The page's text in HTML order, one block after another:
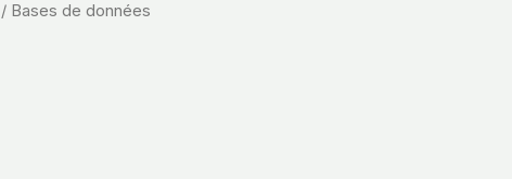
/ Bases de données